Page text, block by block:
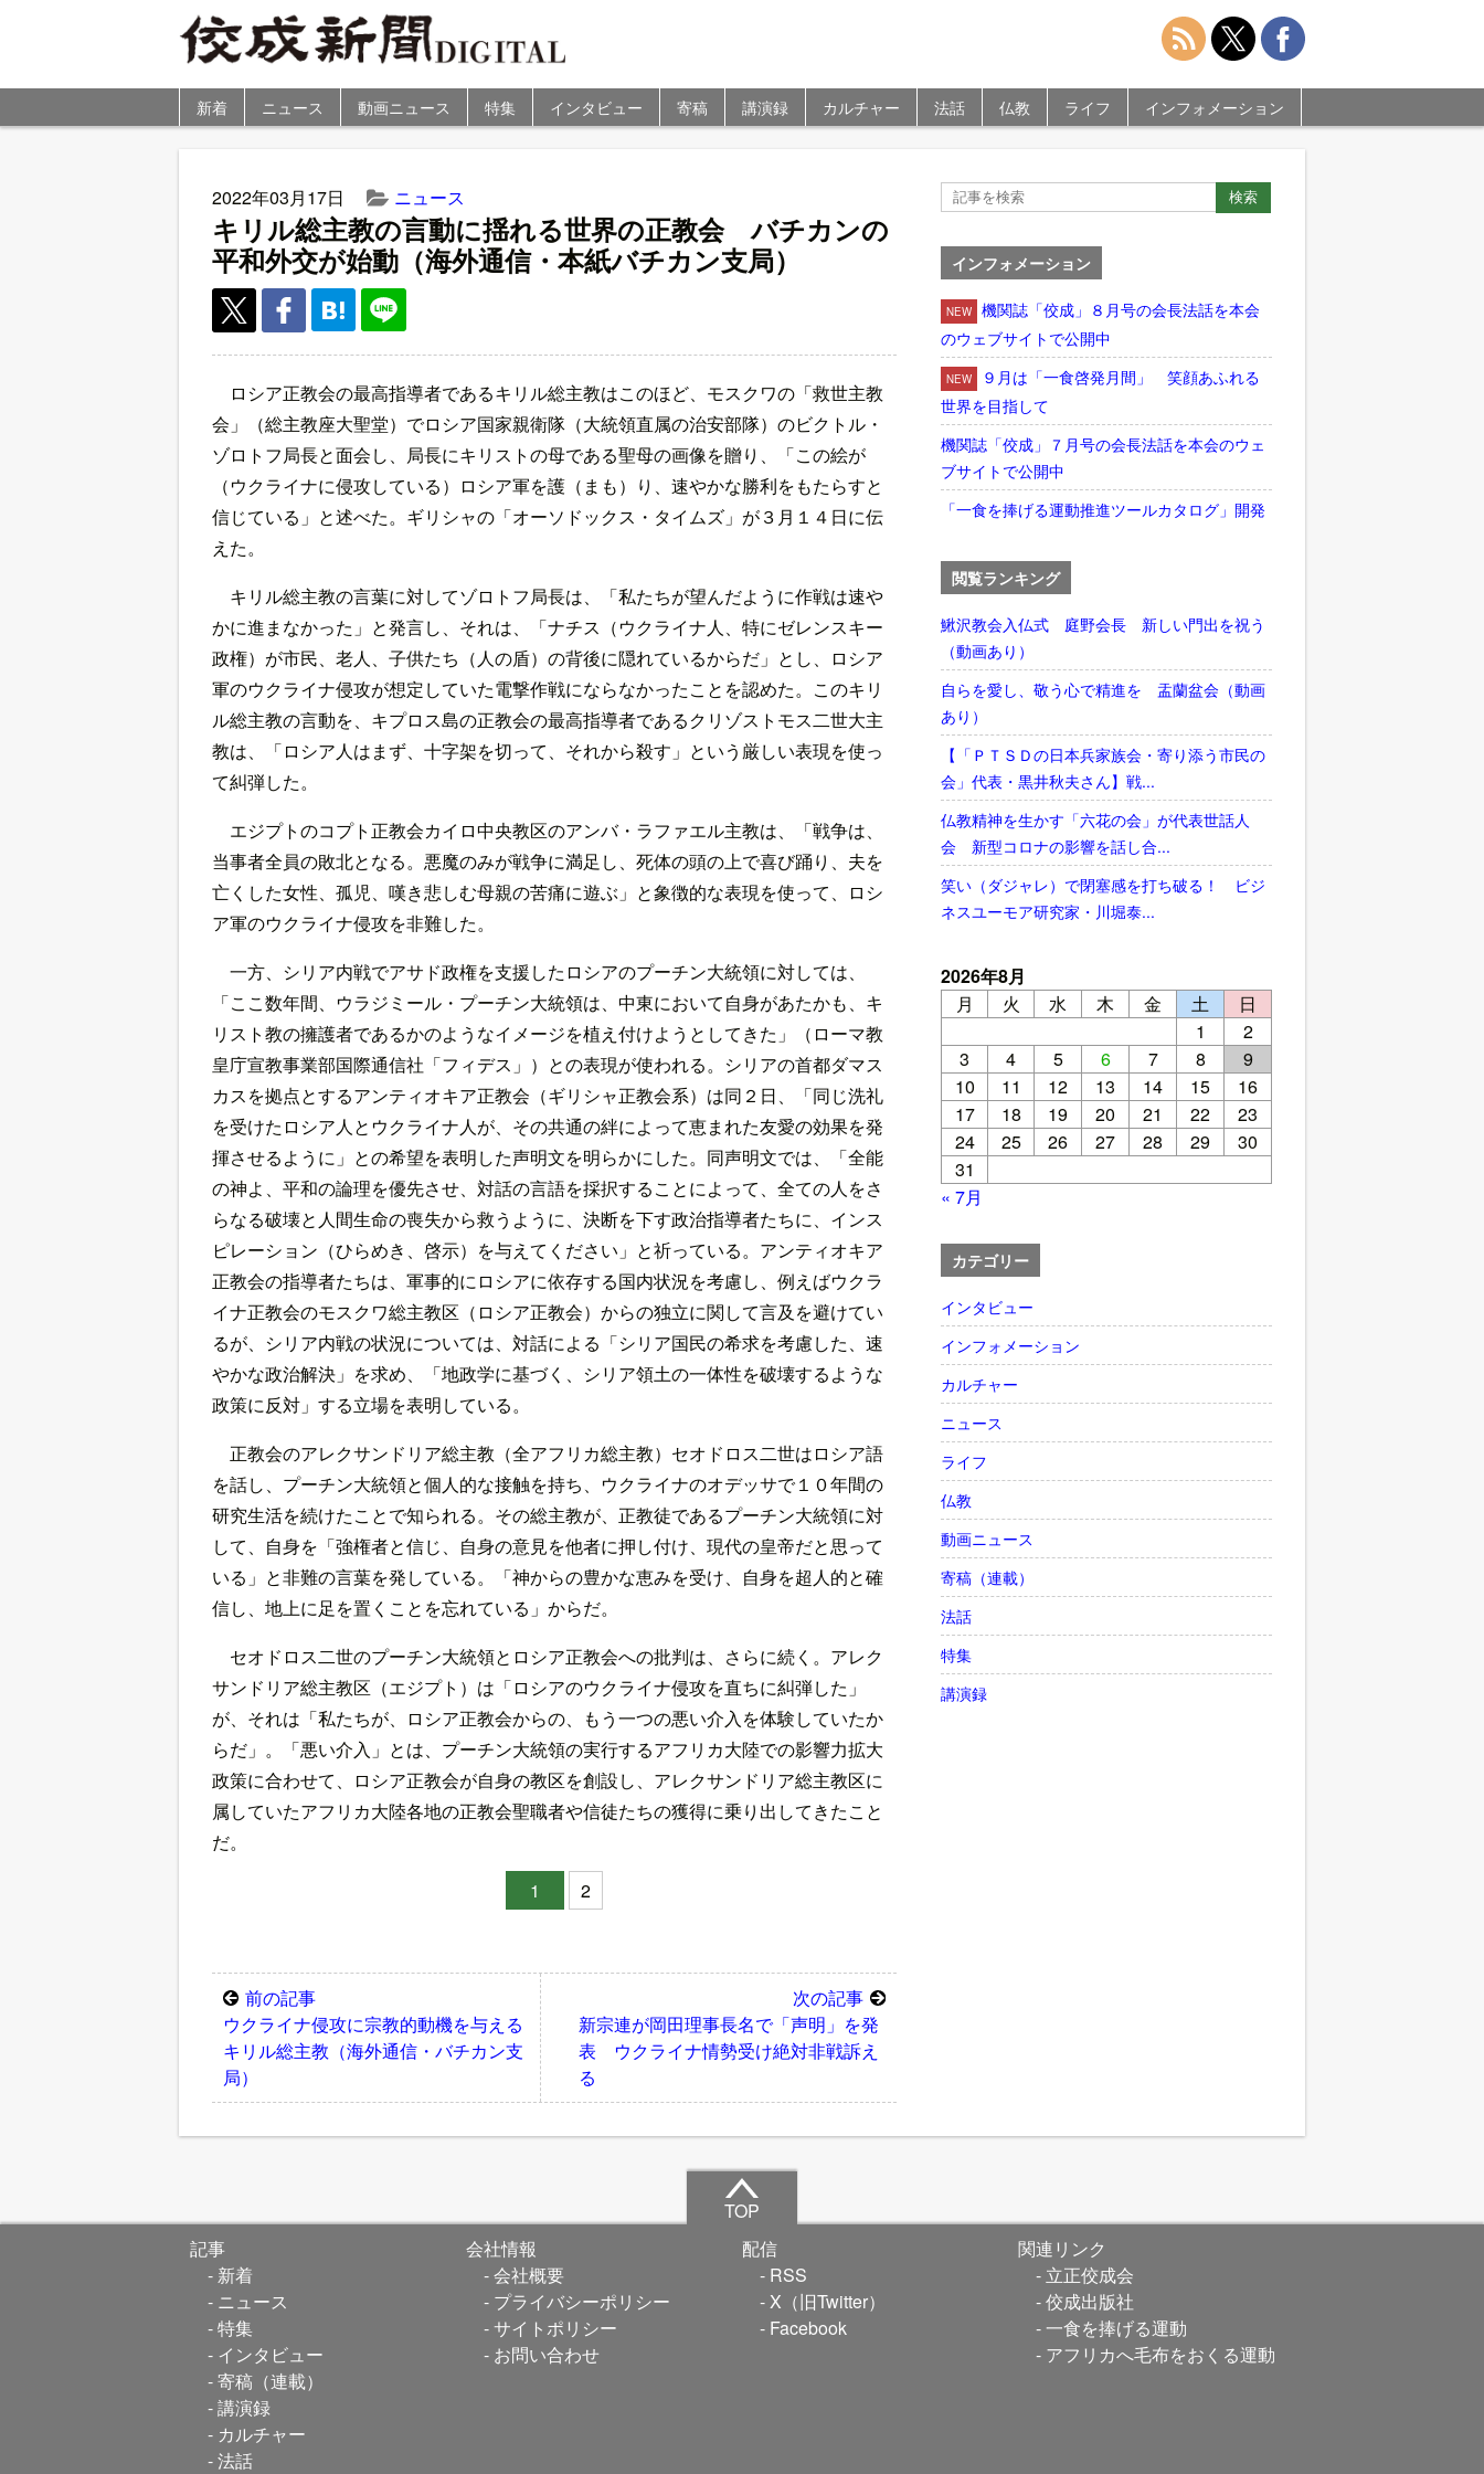
新着 ニュース 動画ニュース 特集 インタビュー 寄稿 講演録 カルチャー 法話 仏教 ライフ インフォメーション
2022年03月17日 ニュース
キリル総主教の言動に揺れる世界の正教会 バチカンの
平和外交が始動（海外通信・本紙バチカン支局）
ロシア正教会の最高指導者であるキリル総主教はこのほど、モスクワの「救世主教
会」（総主教座大聖堂）でロシア国家親衛隊（大統領直属の治安部隊）のビクトル・
ゾロトフ局長と面会し、局長にキリストの母である聖母の画像を贈り、「この絵が
（ウクライナに侵攻している）ロシア軍を護（まも）り、速やかな勝利をもたらすと
信じている」と述べた。ギリシャの「オーソドックス・タイムズ」が３月１４日に伝
えた。
キリル総主教の言葉に対してゾロトフ局長は、「私たちが望んだように作戦は速や
かに進まなかった」と発言し、それは、「ナチス（ウクライナ人、特にゼレンスキー
政権）が市民、老人、子供たち（人の盾）の背後に隠れているからだ」とし、ロシア
軍のウクライナ侵攻が想定していた電撃作戦にならなかったことを認めた。このキリ
ル総主教の言動を、キプロス島の正教会の最高指導者であるクリゾストモス二世大主
教は、「ロシア人はまず、十字架を切って、それから殺す」という厳しい表現を使っ
て糾弾した。
エジプトのコプト正教会カイロ中央教区のアンバ・ラファエル主教は、「戦争は、
当事者全員の敗北となる。悪魔のみが戦争に満足し、死体の頭の上で喜び踊り、夫を
亡くした女性、孤児、嘆き悲しむ母親の苦痛に遊ぶ」と象徴的な表現を使って、ロシ
ア軍のウクライナ侵攻を非難した。
一方、シリア内戦でアサド政権を支援したロシアのプーチン大統領に対しては、
「ここ数年間、ウラジミール・プーチン大統領は、中東において自身があたかも、キ
リスト教の擁護者であるかのようなイメージを植え付けようとしてきた」（ローマ教
皇庁宣教事業部国際通信社「フィデス」）との表現が使われる。シリアの首都ダマス
カスを拠点とするアンティオキア正教会（ギリシャ正教会系）は同２日、「同じ洗礼
を受けたロシア人とウクライナ人が、その共通の絆によって恵まれた友愛の効果を発
揮させるように」との希望を表明した声明文を明らかにした。同声明文では、「全能
の神よ、平和の論理を優先させ、対話の言語を採択することによって、全ての人をさ
らなる破壊と人間生命の喪失から救うように、決断を下す政治指導者たちに、インス
ピレーション（ひらめき、啓示）を与えてください」と祈っている。アンティオキア
正教会の指導者たちは、軍事的にロシアに依存する国内状況を考慮し、例えばウクラ
イナ正教会のモスクワ総主教区（ロシア正教会）からの独立に関して言及を避けてい
るが、シリア内戦の状況については、対話による「シリア国民の希求を考慮した、速
やかな政治解決」を求め、「地政学に基づく、シリア領土の一体性を破壊するような
政策に反対」する立場を表明している。
正教会のアレクサンドリア総主教（全アフリカ総主教）セオドロス二世はロシア語
を話し、プーチン大統領と個人的な接触を持ち、ウクライナのオデッサで１０年間の
研究生活を続けたことで知られる。その総主教が、正教徒であるプーチン大統領に対
して、自身を「強権者と信じ、自身の意見を他者に押し付け、現代の皇帝だと思って
いる」と非難の言葉を発している。「神からの豊かな恵みを受け、自身を超人的と確
信し、地上に足を置くことを忘れている」からだ。
セオドロス二世のプーチン大統領とロシア正教会への批判は、さらに続く。アレク
サンドリア総主教区（エジプト）は「ロシアのウクライナ侵攻を直ちに糾弾した」
が、それは「私たちが、ロシア正教会からの、もう一つの悪い介入を体験していたか
らだ」。「悪い介入」とは、プーチン大統領の実行するアフリカ大陸での影響力拡大
政策に合わせて、ロシア正教会が自身の教区を創設し、アレクサンドリア総主教区に
属していたアフリカ大陸各地の正教会聖職者や信徒たちの獲得に乗り出してきたこと
だ。
1
2
前の記事
ウクライナ侵攻に宗教的動機を与える
キリル総主教（海外通信・バチカン支
局）
次の記事
新宗連が岡田理事長名で「声明」を発
表 ウクライナ情勢受け絶対非戦訴え
る
インフォメーション
NEW
機関誌「佼成」８月号の会長法話を本会
のウェブサイトで公開中
NEW
９月は「一食啓発月間」 笑顔あふれる
世界を目指して
機関誌「佼成」７月号の会長法話を本会のウェ
ブサイトで公開中
「一食を捧げる運動推進ツールカタログ」開発
閲覧ランキング
鰍沢教会入仏式 庭野会長 新しい門出を祝う
（動画あり）
自らを愛し、敬う心で精進を 盂蘭盆会（動画
あり）
【「ＰＴＳＤの日本兵家族会・寄り添う市民の
会」代表・黒井秋夫さん】戦...
仏教精神を生かす「六花の会」が代表世話人
会 新型コロナの影響を話し合...
笑い（ダジャレ）で閉塞感を打ち破る！ ビジ
ネスユーモア研究家・川堀泰...
2026年8月
月
火 水 木 金 土
日
1
2
3
4 5 6 7 8
9
10
11 12 13 14 15
16
17
18 19 20 21 22
23
24
25 26 27 28 29
30
31
« 7月
カテゴリー
インタビュー
インフォメーション
カルチャー
ニュース
ライフ
仏教
動画ニュース
寄稿（連載）
法話
特集
講演録
TOP
記事
新着
ニュース
特集
インタビュー
寄稿（連載）
講演録
カルチャー
法話
会社情報
会社概要
プライバシーポリシー
サイトポリシー
お問い合わせ
配信
RSS
X（旧Twitter）
Facebook
関連リンク
立正佼成会
佼成出版社
一食を捧げる運動
アフリカへ毛布をおくる運動